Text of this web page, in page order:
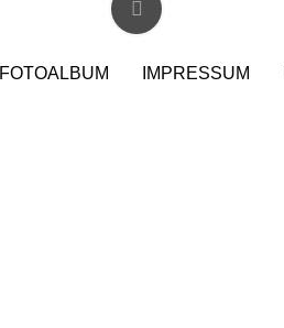
FOTOALBUM IMPRESSUM